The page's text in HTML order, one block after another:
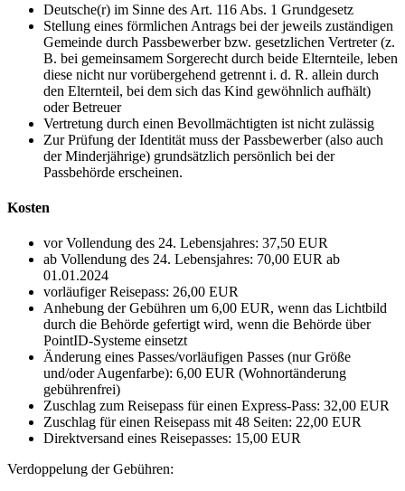
Deutsche(r) im Sinne des Art. 116 Abs. 1 Grundgesetz
Stellung eines förmlichen Antrags bei der jeweils zuständigen
Gemeinde durch Passbewerber bzw. gesetzlichen Vertreter (z.
B. bei gemeinsamem Sorgerecht durch beide Elternteile, leben
diese nicht nur vorübergehend getrennt i. d. R. allein durch
den Elternteil, bei dem sich das Kind gewöhnlich aufhält)
oder Betreuer
Vertretung durch einen Bevollmächtigten ist nicht zulässig
Zur Prüfung der Identität muss der Passbewerber (also auch
der Minderjährige) grundsätzlich persönlich bei der
Passbehörde erscheinen.
Kosten
vor Vollendung des 24. Lebensjahres: 37,50 EUR
ab Vollendung des 24. Lebensjahres: 70,00 EUR ab
01.01.2024
vorläufiger Reisepass: 26,00 EUR
Anhebung der Gebühren um 6,00 EUR, wenn das Lichtbild
durch die Behörde gefertigt wird, wenn die Behörde über
PointID-Systeme einsetzt
Änderung eines Passes/vorläufigen Passes (nur Größe
und/oder Augenfarbe): 6,00 EUR (Wohnortänderung
gebührenfrei)
Zuschlag zum Reisepass für einen Express-Pass: 32,00 EUR
Zuschlag für einen Reisepass mit 48 Seiten: 22,00 EUR
Direktversand eines Reisepasses: 15,00 EUR
Verdoppelung der Gebühren: